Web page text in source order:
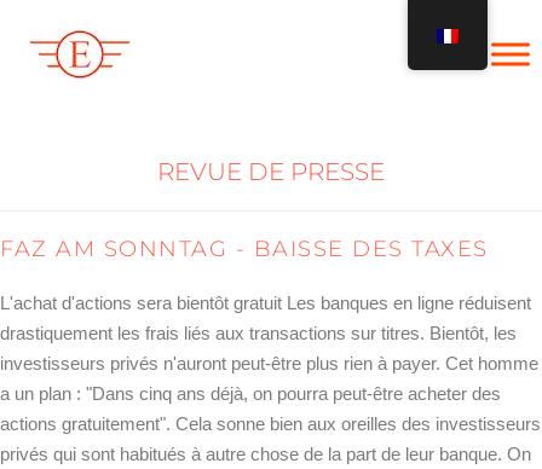
content
REVUE DE PRESSE
FAZ AM SONNTAG - BAISSE DES TAXES
L'achat d'actions sera bientôt gratuit Les banques en ligne réduisent
drastiquement les frais liés aux transactions sur titres. Bientôt, les
investisseurs privés n'auront peut-être plus rien à payer. Cet homme
a un plan : "Dans cinq ans déjà, on pourra peut-être acheter des
actions gratuitement". Cela sonne bien aux oreilles des investisseurs
privés qui sont habitués à autre chose de la part de leur banque. On